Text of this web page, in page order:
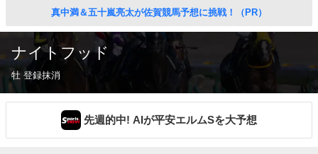
真中満＆五十嵐亮太が佐賀競馬予想に挑戦！（PR）
ナイトフッド
牡 登録抹消
先週的中! AIが平安エルムSを大予想